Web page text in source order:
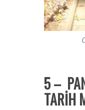
5 –
TARİH